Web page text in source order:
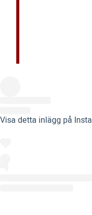
Visa detta inlägg på